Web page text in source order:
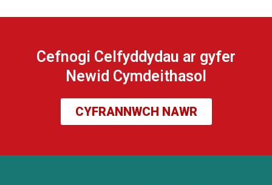
Cefnogi Celfyddydau ar gyfer
Newid Cymdeithasol
CYFRANNWCH NAWR